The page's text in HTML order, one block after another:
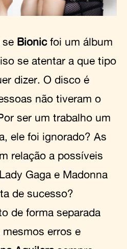
se Bionicfoi um álbum
se atentar a que tipo
dizer. O disco é
não tiveram o
ser um trabalho um
ele foi ignorado? As
relação a possíveis
Gaga e Madonna
de sucesso?
de forma separada
erros e